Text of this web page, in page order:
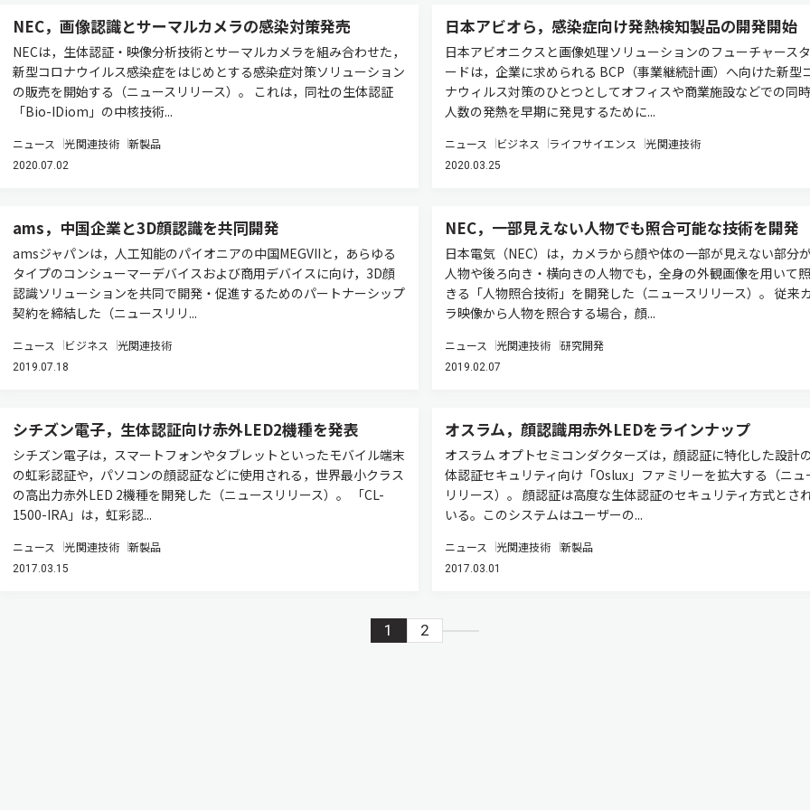
NEC，画像認識とサーマルカメラの感染対策発売
NECは，生体認証・映像分析技術とサーマルカメラを組み合わせた，
新型コロナウイルス感染症をはじめとする感染症対策ソリューション
の販売を開始する（ニュースリリース）。 これは，同社の生体認証
「Bio-IDiom」の中核技術...
ニュース 光関連技術 新製品
2020.07.02
日本アビオら，感染症向け発熱検知製品の開発開始
日本アビオニクスと画像処理ソリューションのフューチャース
ードは，企業に求められる BCP（事業継続計画）へ向けた新型
ナウィルス対策のひとつとしてオフィスや商業施設などでの同
人数の発熱を早期に発見するために...
ニュース ビジネス ライフサイエンス 光関連技術
2020.03.25
ams，中国企業と3D顔認識を共同開発
amsジャパンは，人工知能のパイオニアの中国MEGVIIと，あらゆる
タイプのコンシューマーデバイスおよび商用デバイスに向け，3D顔
認識ソリューションを共同で開発・促進するためのパートナーシップ
契約を締結した（ニュースリリ...
ニュース ビジネス 光関連技術
2019.07.18
NEC，一部見えない人物でも照合可能な技術を開発
日本電気（NEC）は，カメラから顔や体の一部が見えない部分
人物や後ろ向き・横向きの人物でも，全身の外観画像を用いて
きる「人物照合技術」を開発した（ニュースリリース）。 従来
ラ映像から人物を照合する場合，顔...
ニュース 光関連技術 研究開発
2019.02.07
シチズン電子，生体認証向け赤外LED2機種を発表
シチズン電子は，スマートフォンやタブレットといったモバイル端末
の虹彩認証や，パソコンの顔認証などに使用される，世界最小クラス
の高出力赤外LED 2機種を開発した（ニュースリリース）。 「CL-
1500-IRA」は，虹彩認...
ニュース 光関連技術 新製品
2017.03.15
オスラム，顔認識用赤外LEDをラインナップ
オスラム オプトセミコンダクターズは，顔認証に特化した設計
体認証セキュリティ向け「Oslux」ファミリーを拡大する（ニュ
リリース）。 顔認証は高度な生体認証のセキュリティ方式とさ
いる。このシステムはユーザーの...
ニュース 光関連技術 新製品
2017.03.01
1 2